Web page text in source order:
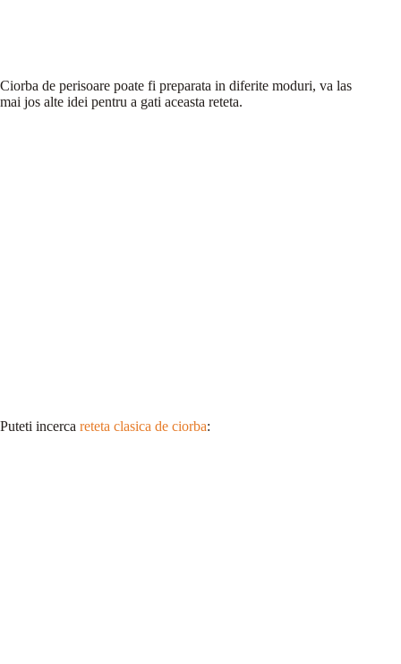
Ciorba de perisoare poate fi preparata in diferite moduri, va las
mai jos alte idei pentru a gati aceasta reteta.
Puteti incerca reteta clasica de ciorba: